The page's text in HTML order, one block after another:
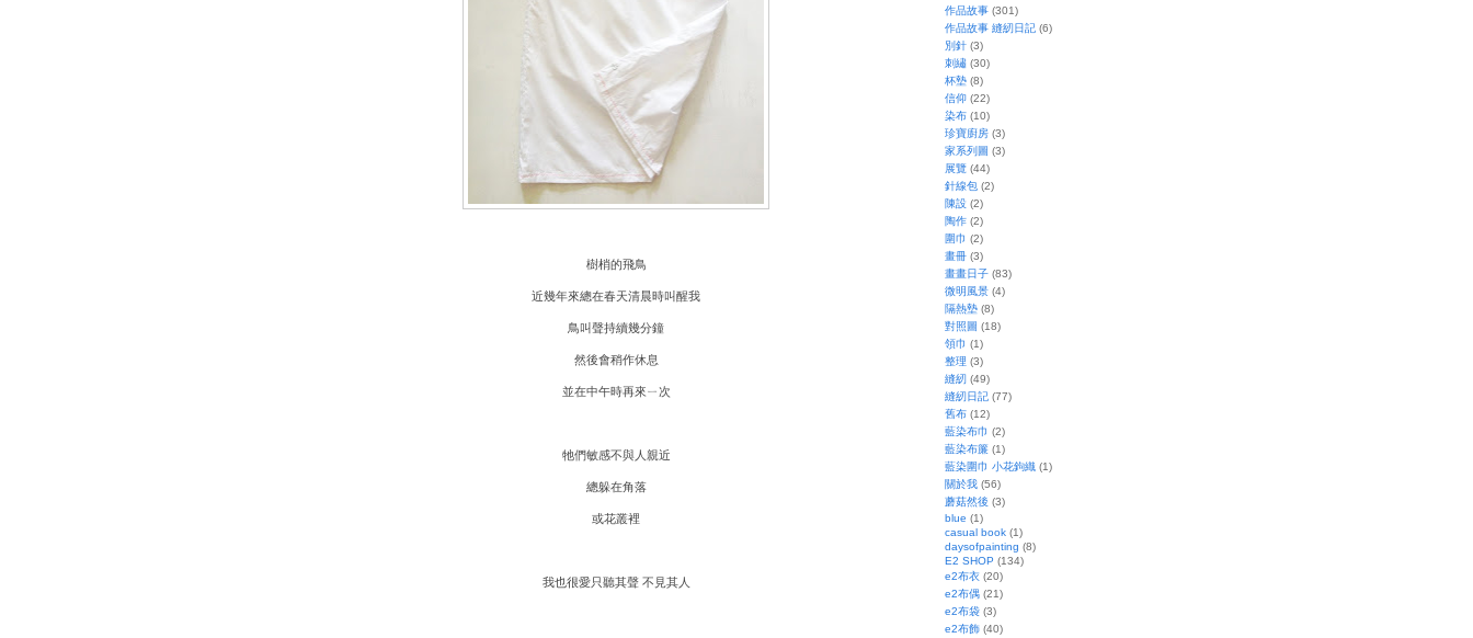
樹梢的飛鳥
近幾年來總在春天清晨時叫醒我
鳥叫聲持續幾分鐘
然後會稍作休息
並在中午時再來ㄧ次
牠們敏感不與人親近
總躲在角落
或花叢裡
我也很愛只聽其聲 不見其人
作品故事 (301)
作品故事 縫紉日記 (6)
別針 (3)
刺繡 (30)
杯墊 (8)
信仰 (22)
染布 (10)
珍寶廚房 (3)
家系列圖 (3)
展覽 (44)
針線包 (2)
陳設 (2)
陶作 (2)
圍巾 (2)
畫冊 (3)
畫畫日子 (83)
微明風景 (4)
隔熱墊 (8)
對照圖 (18)
領巾 (1)
整理 (3)
縫紉 (49)
縫紉日記 (77)
舊布 (12)
藍染布巾 (2)
藍染布簾 (1)
藍染圍巾 小花鉤織 (1)
關於我 (56)
蘑菇然後 (3)
blue (1)
casual book (1)
daysofpainting (8)
E2 SHOP (134)
e2布衣 (20)
e2布偶 (21)
e2布袋 (3)
e2布飾 (40)